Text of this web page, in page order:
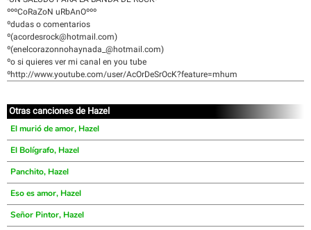
ºººCoRaZoN uRbAnOººº
ºdudas o comentarios
º(acordesrock@hotmail.com)
º(enelcorazonnohaynada_@hotmail.com)
ºo si quieres ver mi canal en you tube
ºhttp://www.youtube.com/user/AcOrDeSrOcK?feature=mhum
Otras canciones de Hazel
El murió de amor, Hazel
El Bolígrafo, Hazel
Panchito, Hazel
Eso es amor, Hazel
Señor Pintor, Hazel